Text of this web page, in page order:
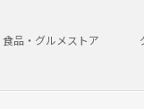
食品・グルメストア